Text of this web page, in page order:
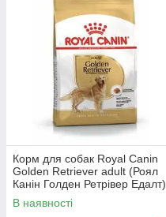
Корм для собак Royal Canin
Golden Retriever adult (Роял
Канін Голден Ретрівер Едалт)
12кг.
В наявності